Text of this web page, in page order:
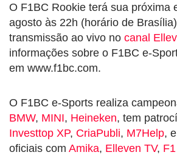
O F1BC Rookie terá sua próxima
agosto às 22h (horário de
transmissão ao vivo no canal
informações sobre o F1BC e-
em www.f1bc.com.
O F1BC e-Sports realiza
BMW, MINI, Heineken, tem
Investtop XP, CriaPubli, M7Help,
oficiais com Amika, Elleven TV,